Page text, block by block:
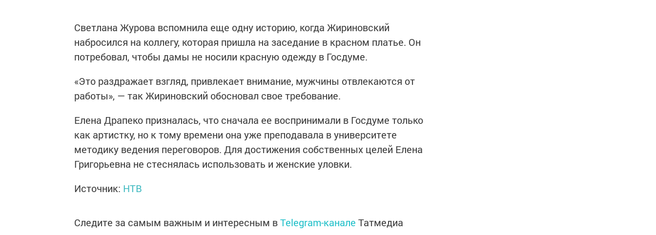
Светлана Журова вспомнила еще одну историю, когда Жириновский
набросился на коллегу, которая пришла на заседание в красном платье. Он
потребовал, чтобы дамы не носили красную одежду в Госдуме.
«Это раздражает взгляд, привлекает внимание, мужчины отвлекаются от
работы», — так Жириновский обосновал свое требование.
Елена Драпеко призналась, что сначала ее воспринимали в Госдуме только
как артистку, но к тому времени она уже преподавала в университете
методику ведения переговоров. Для достижения собственных целей Елена
Григорьевна не стеснялась использовать и женские уловки.
Источник: НТВ
Следите за самым важным и интересным вTelegram-канале Татмедиа